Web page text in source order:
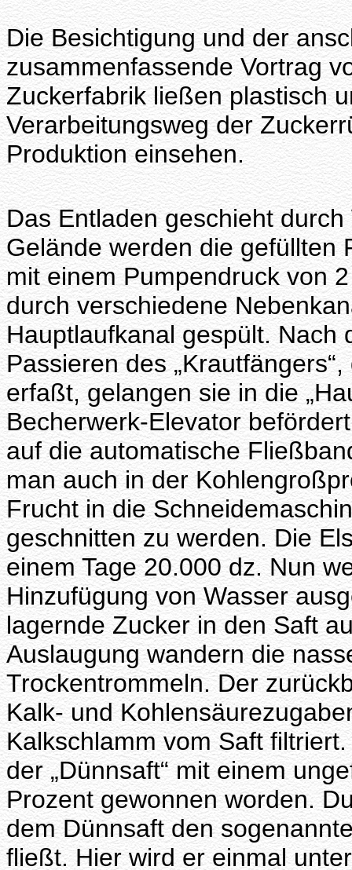
Die Besichtigung und der
zusammenfassende Vortrag
Zuckerfabrik ließen plastisch
Verarbeitungsweg der
Produktion einsehen.
Das Entladen geschieht
Gelände werden die gefüllten
mit einem Pumpendruck von
durch verschiedene
Hauptlaufkanal gespült. Nach
Passieren des
erfaßt, gelangen sie in die
Becherwerk-Elevator
auf die automatische
man auch in der
Frucht in die
geschnitten zu werden. Die
einem Tage 20.000 dz. Nun
Hinzufügung von Wasser
lagernde Zucker in den Saft
Auslaugung wandern die
Trockentrommeln. Der
Kalk- und
Kalkschlamm vom Saft
der „Dünnsaft“ mit einem
Prozent gewonnen worden.
dem Dünnsaft den
fließt. Hier wird er einmal